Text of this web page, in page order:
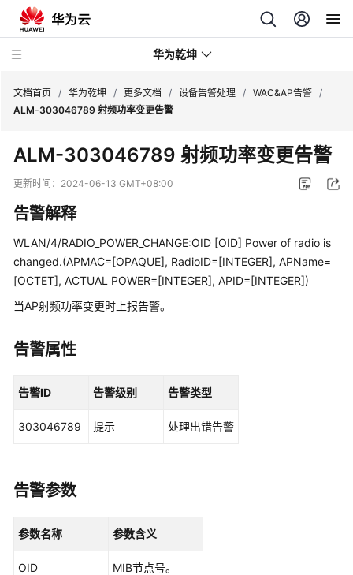
华为乾坤
全
云
务
云
管
理
网
华
乾
解
为
坤
文档首页 / 华为乾坤 / 更多文档 / 设备告警处理 / WAC&AP告警 /
ALM-303046789 射频功率变更告警
ALM-303046789 射频功率变更告警
更新时间： 2024-06-13 GMT+08:00
告警解释
WLAN/4/RADIO_POWER_CHANGE:OID [OID] Power of radio is
changed.(APMAC=[OPAQUE], RadioID=[INTEGER], APName=
[OCTET], ACTUAL POWER=[INTEGER], APID=[INTEGER])
当AP射频功率变更时上报告警。
告警属性
告警ID 告警级别 告警类型
303046789 提示 处理出错告警
告警参数
参数名称 参数含义
OID MIB节点号。